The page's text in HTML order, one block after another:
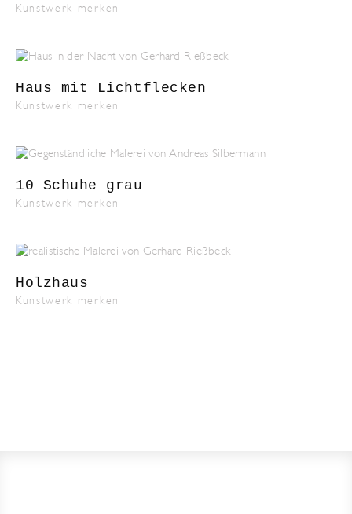
Kunstwerk merken
Kunstwerk merken
Haus mit Lichtflecken
Kunstwerk merken
10 Schuhe grau
Kunstwerk merken
Holzhaus